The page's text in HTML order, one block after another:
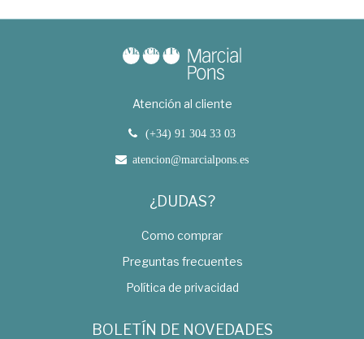
Atención al cliente
(+34) 91 304 33 03
atencion@marcialpons.es
¿DUDAS?
Como comprar
Preguntas frecuentes
Política de privacidad
BOLETÍN DE NOVEDADES